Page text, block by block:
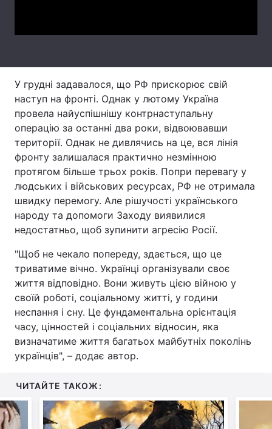
Тема оформлення
У грудні задавалося, що РФ прискорює свій
наступ на фронті. Однак у лютому Україна
провела найуспішнішу контрнаступальну
операцію за останні два роки, відвоювавши
території. Однак не дивлячись на це, вся лінія
фронту залишалася практично незмінною
протягом більше трьох років. Попри перевагу у
людських і військових ресурсах, РФ не отримала
швидку перемогу. Але рішучості українського
народу та допомоги Заходу виявилися
недостатньо, щоб зупинити агресію Росії.
"Щоб не чекало попереду, здається, що це
триватиме вічно. Українці організували своє
життя відповідно. Вони живуть цією війною у
своїй роботі, соціальному житті, у години
неспання і сну. Це фундаментальна орієнтація
часу, цінностей і соціальних відносин, яка
визначатиме життя багатьох майбутніх поколінь
українців", – додає автор.
ЧИТАЙТЕ ТАКОЖ: